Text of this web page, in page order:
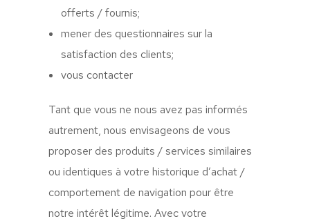
offerts / fournis;
mener des questionnaires sur la
satisfaction des clients;
vous contacter
Tant que vous ne nous avez pas informés
autrement, nous envisageons de vous
proposer des produits / services similaires
ou identiques à votre historique d’achat /
comportement de navigation pour être
notre intérêt légitime. Avec votre